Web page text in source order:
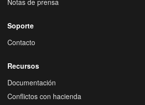
Soporte
Contacto
Recursos
Documentación
Conflictos con hacienda